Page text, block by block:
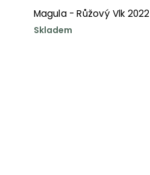
Magula - Růžový Vlk 2022
Skladem